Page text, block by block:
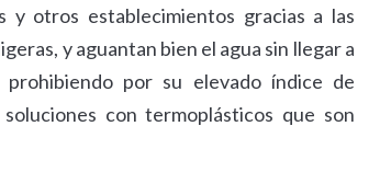
y otros establecimientos gracias a las
y aguantan bien el agua sin llegar a
por su elevado índice de
con termoplásticos que son